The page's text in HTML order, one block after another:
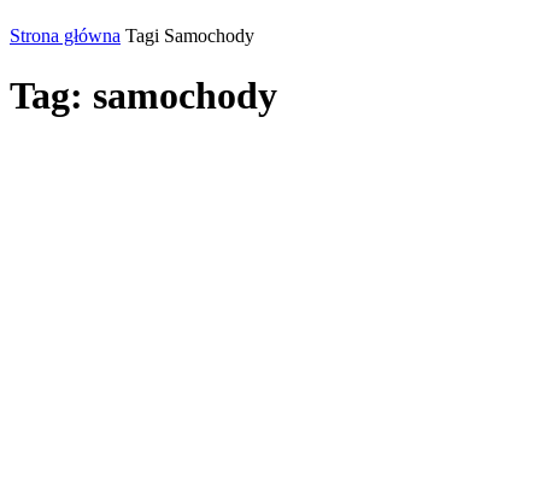
Strona główna Tagi Samochody
Tag: samochody